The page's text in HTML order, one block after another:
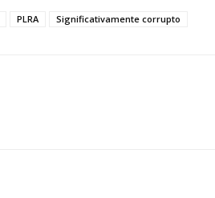
PLRA Significativamente corrupto